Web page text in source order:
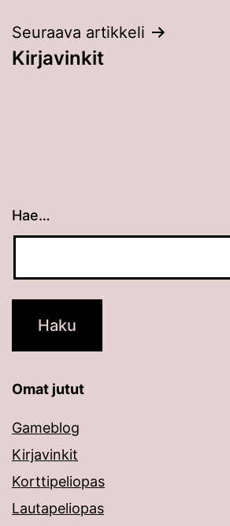
Seuraava artikkeli
Kirjavinkit
Hae…
Kun tuloksia tulee, voit selata
Omat jutut
Gameblog
Kirjavinkit
Korttipeliopas
Lautapeliopas